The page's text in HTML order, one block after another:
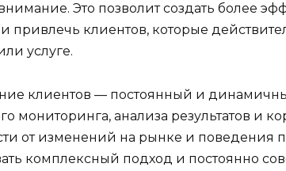
Это позволит создать более
и привлечь клиентов, которые
услуге.
клиентов — постоянный и
мониторинга, анализа результатов и
от изменений на рынке и поведения
комплексный подход и постоянно